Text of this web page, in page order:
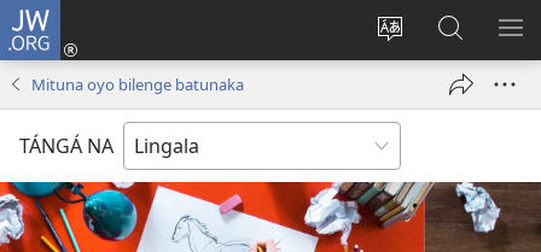
JW.ORG
Tyá
monɔkɔ
mosusu
Kokɔta
na
fenɛtrɛ
Luká
JW.ORG
Mituna oyo bilenge batunaka
TÁNGÁ NA